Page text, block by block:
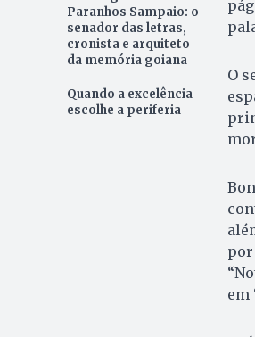
Paranhos Sampaio: o
senador das letras,
cronista e arquiteto
da memória goiana
Quando a excelência
escolhe a periferia
O
em